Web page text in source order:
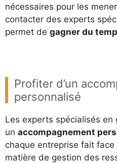
nécessaires pour les
contacter des experts
permet de gagner du
Profiter d’un
personnalisé
Les experts spécialisés
un accompagnement
chaque entreprise fait
matière de gestion des